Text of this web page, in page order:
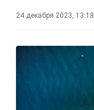
24 декабря 2023, 13:18